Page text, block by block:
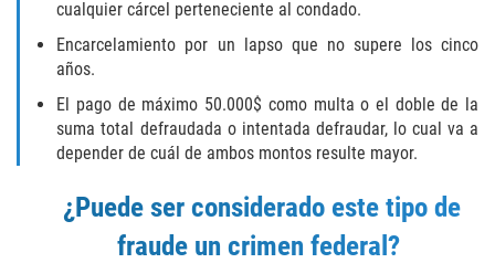
AUTO INSURANCE FRAUD
CREDIT CARD FRAUD
cualquier cárcel perteneciente al condado.
Encarcelamiento por un lapso que no supere los cinco
años.
El pago de máximo 50.000$ como multa o el doble de la
suma total defraudada o intentada defraudar, lo cual va a
depender de cuál de ambos montos resulte mayor.
¿Puede ser considerado este tipo de
fraude un crimen federal?